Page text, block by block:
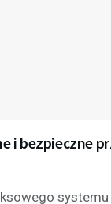
i bezpieczne